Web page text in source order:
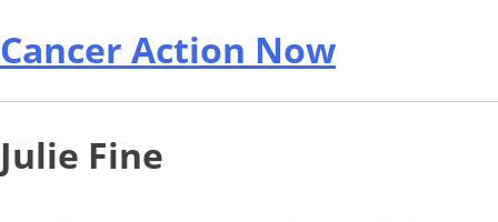
Cancer Action Now
Julie Fine